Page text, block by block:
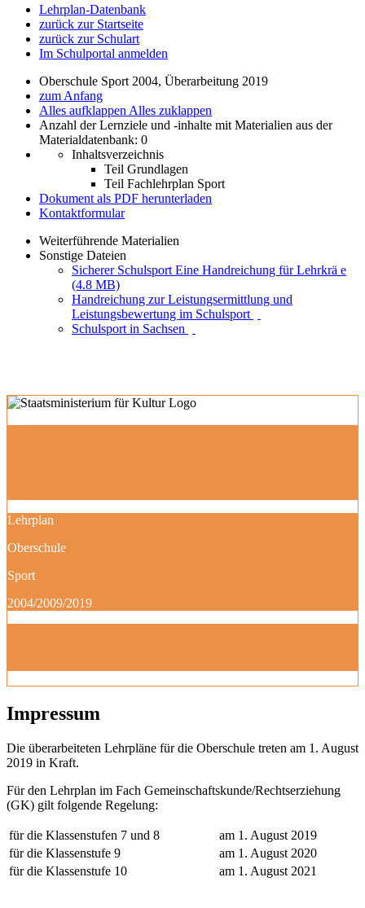
Lehrplan-Datenbank
zurück zur Startseite
zurück zur Schulart
Im Schulportal anmelden
Oberschule Sport 2004, Überarbeitung 2019
zum Anfang
Alles aufklappen Alles zuklappen
Anzahl der Lernziele und -inhalte mit Materialien aus der
Materialdatenbank: 0
Inhaltsverzeichnis
Teil Grundlagen
Teil Fachlehrplan Sport
Dokument als PDF herunterladen
Kontaktformular
Weiterführende Materialien
Sonstige Dateien
Sicherer Schulsport Eine Handreichung für Lehrkrä e
(4.8 MB)
Handreichung zur Leistungsermittlung und
Leistungsbewertung im Schulsport
Schulsport in Sachsen
Lehrplan
Oberschule
Sport
2004/2009/2019
Impressum
Die überarbeiteten Lehrpläne für die Oberschule treten am 1. August
2019 in Kraft.
Für den Lehrplan im Fach Gemeinschaftskunde/Rechtserziehung
(GK) gilt folgende Regelung:
für die Klassenstufen 7 und 8
am 1. August 2019
für die Klassenstufe 9
am 1. August 2020
für die Klassenstufe 10
am 1. August 2021